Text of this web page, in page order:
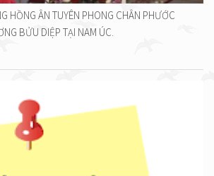
HỒNG ÂN TUYÊN PHONG CHÂN PHƯỚC
BỬU DIỆP TẠI NAM ÚC.